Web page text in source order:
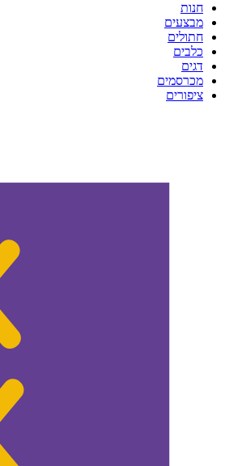
חנות
מבצעים
חתולים
כלבים
דגים
מכרסמים
ציפורים